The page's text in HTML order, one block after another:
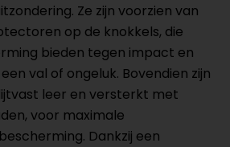
Ze zijn voorzien van
op de knokkels, die
bieden tegen impact en
val of ongeluk. Bovendien zijn
leer en versterkt met
voor maximale
Dankzij een